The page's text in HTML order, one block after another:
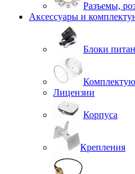
Разъемы,
Аксессуары и
Блоки
Лицензии
Корпуса
Крепления